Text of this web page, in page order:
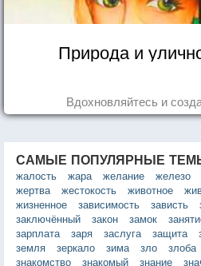
Природа и
Вдохновляйтесь и
САМЫЕ ПОПУЛЯРНЫЕ
жалость
жара желание железо
жертва
жестокость животное
жизненное
зависимость зависть
заключённый
закон замок
зарплата
заря заслуга защита
земля
зеркало зима зло злоба
знакомство
знакомый знание